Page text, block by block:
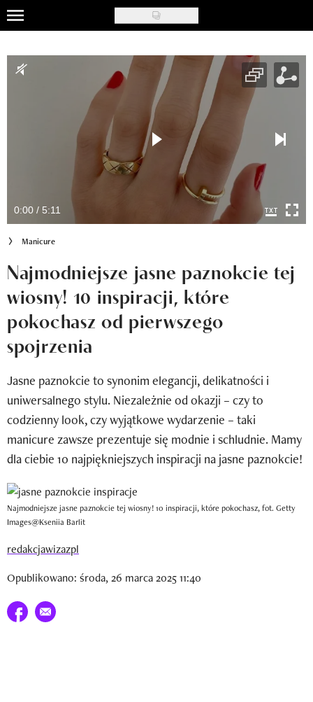
Skip
to
main
content
Moda
Newsy
Newsletter
Wizaz Summer Influ School
Mój profil / Zarejestruj się
0:00 / 5:11
Manicure
Najmodniejsze jasne paznokcie tej
wiosny! 10 inspiracji, które
pokochasz od pierwszego
spojrzenia
Jasne paznokcie to synonim elegancji, delikatności i
uniwersalnego stylu. Niezależnie od okazji – czy to
codzienny look, czy wyjątkowe wydarzenie – taki
manicure zawsze prezentuje się modnie i schludnie. Mamy
dla ciebie 10 najpiękniejszych inspiracji na jasne paznokcie!
Najmodniejsze jasne paznokcie tej wiosny! 10 inspiracji, które pokochasz, fot. Getty
Images@Kseniia Barlit
redakcjawizazpl
Opublikowano: środa, 26 marca 2025 11:40
Udostępnij na facebook
E-mail do przyjaciela